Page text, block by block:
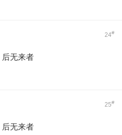
24#
后无来者
25#
后无来者